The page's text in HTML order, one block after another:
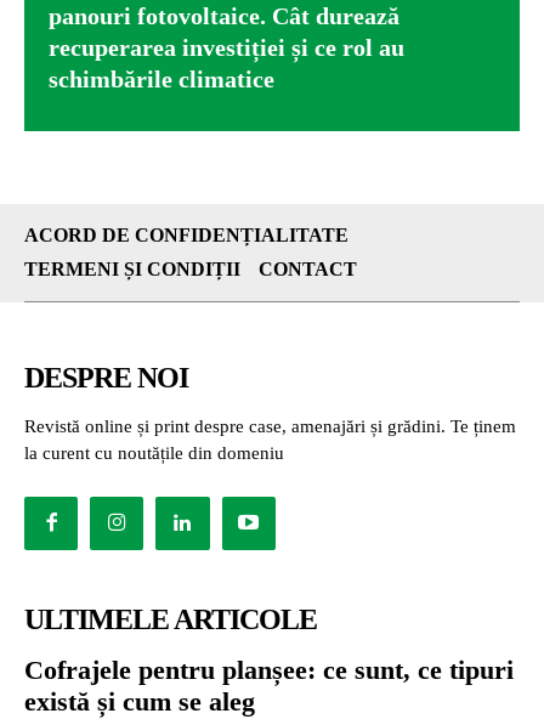
panouri fotovoltaice. Cât durează
recuperarea investiției și ce rol au
schimbările climatice
ACORD DE CONFIDENȚIALITATE
TERMENI ȘI CONDIȚII
CONTACT
DESPRE NOI
Revistă online și print despre case, amenajări și grădini. Te ținem
la curent cu noutățile din domeniu
ULTIMELE ARTICOLE
Cofrajele pentru planșee: ce sunt, ce tipuri
există și cum se aleg